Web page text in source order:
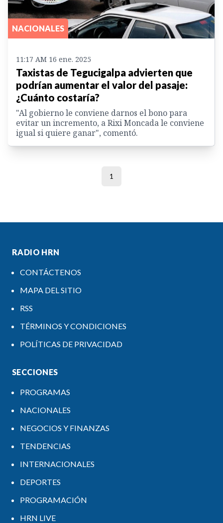
NACIONALES
11:17 AM 16 ene. 2025
Taxistas de Tegucigalpa advierten que
podrían aumentar el valor del pasaje:
¿Cuánto costaría?
"Al gobierno le conviene darnos el bono para
evitar un incremento, a Rixi Moncada le conviene
igual si quiere ganar", comentó.
1
RADIO HRN
CONTÁCTENOS
MAPA DEL SITIO
RSS
TÉRMINOS Y CONDICIONES
POLÍTICAS DE PRIVACIDAD
SECCIONES
PROGRAMAS
NACIONALES
NEGOCIOS Y FINANZAS
TENDENCIAS
INTERNACIONALES
DEPORTES
PROGRAMACIÓN
HRN LIVE